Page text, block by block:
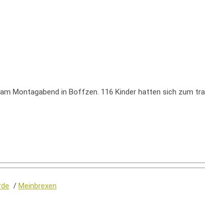
Montagabend in Boffzen. 116 Kinder hatten sich zum
/ Meinbrexen